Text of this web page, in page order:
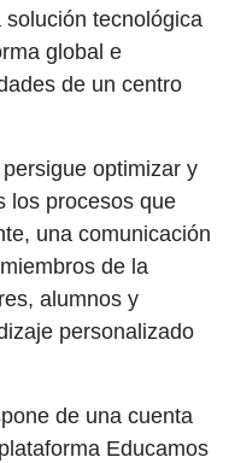
tecnológica
global e
de un centro
optimizar y
los procesos que
una comunicación
de la
alumnos y
personalizado
de una cuenta
Educamos